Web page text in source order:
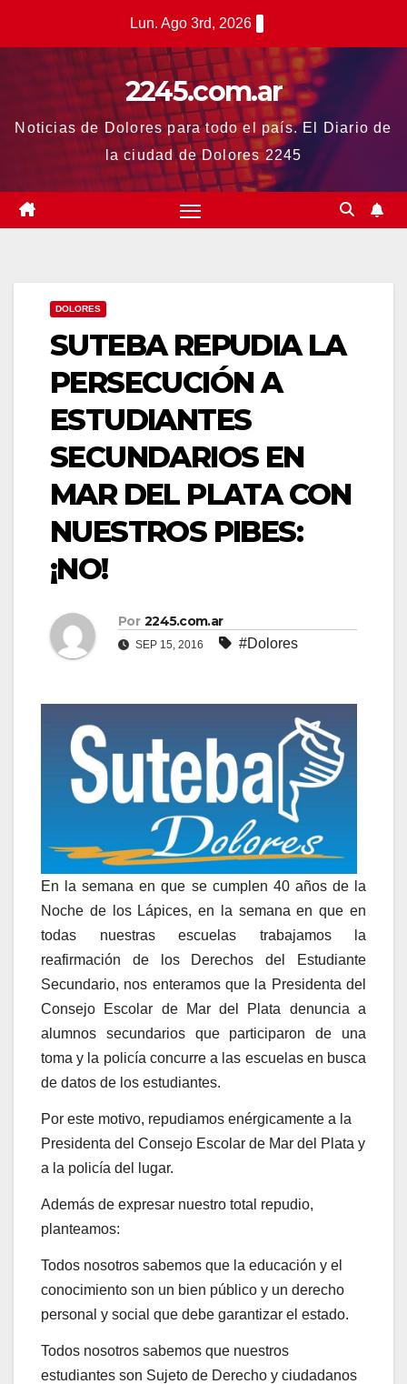
Lun. Ago 3rd, 2026
2245.com.ar
Noticias de Dolores para todo el país. El Diario de
la ciudad de Dolores 2245
DOLORES
SUTEBA REPUDIA LA
PERSECUCIÓN A
ESTUDIANTES
SECUNDARIOS EN
MAR DEL PLATA CON
NUESTROS PIBES:
¡NO!
Por 2245.com.ar
SEP 15, 2016 #Dolores
En la semana en que se cumplen 40 años de la
Noche de los Lápices, en la semana en que en
todas nuestras escuelas trabajamos la
reafirmación de los Derechos del Estudiante
Secundario, nos enteramos que la Presidenta del
Consejo Escolar de Mar del Plata denuncia a
alumnos secundarios que participaron de una
toma y la policía concurre a las escuelas en busca
de datos de los estudiantes.
Por este motivo, repudiamos enérgicamente a la
Presidenta del Consejo Escolar de Mar del Plata y
a la policía del lugar.
Además de expresar nuestro total repudio,
planteamos:
Todos nosotros sabemos que la educación y el
conocimiento son un bien público y un derecho
personal y social que debe garantizar el estado.
Todos nosotros sabemos que nuestros
estudiantes son Sujeto de Derecho y ciudadanos